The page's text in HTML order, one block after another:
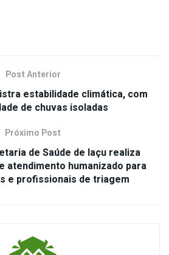
Post Anterior
estabilidade climática, com
de chuvas isoladas
Próximo Post
de Saúde de Iaçu realiza
atendimento humanizado para
e profissionais de triagem